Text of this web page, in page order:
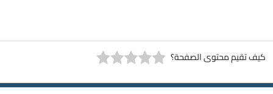
كيف تقيم محتوى الصفحة؟